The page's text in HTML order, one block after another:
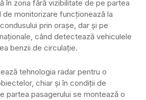
în zona fără vizibilitate de pe partea
de monitorizare funcționează la
prin orașe, dar și pe
când detectează vehiculele
benzii de circulație.
tehnologia radar pentru o
chiar și în condiții de
partea pasagerului se montează o